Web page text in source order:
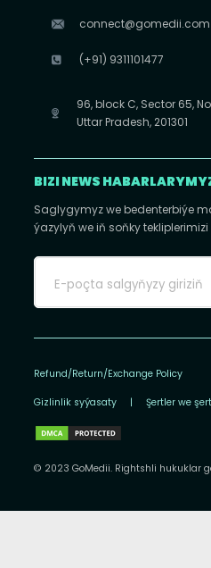
connect@gomedii.com
(+91) 9311101477
96, block C, Sector 65,
Uttar Pradesh, 201301
BIZI NEWS
Saglygymyz we bedenterbiýe
ýazylyň we iň soňky
Refund/Return/Exchange Policy
Gizlinlik syýasaty | Şertler we
© 2023 GoMedii. Rightshli hukuklar